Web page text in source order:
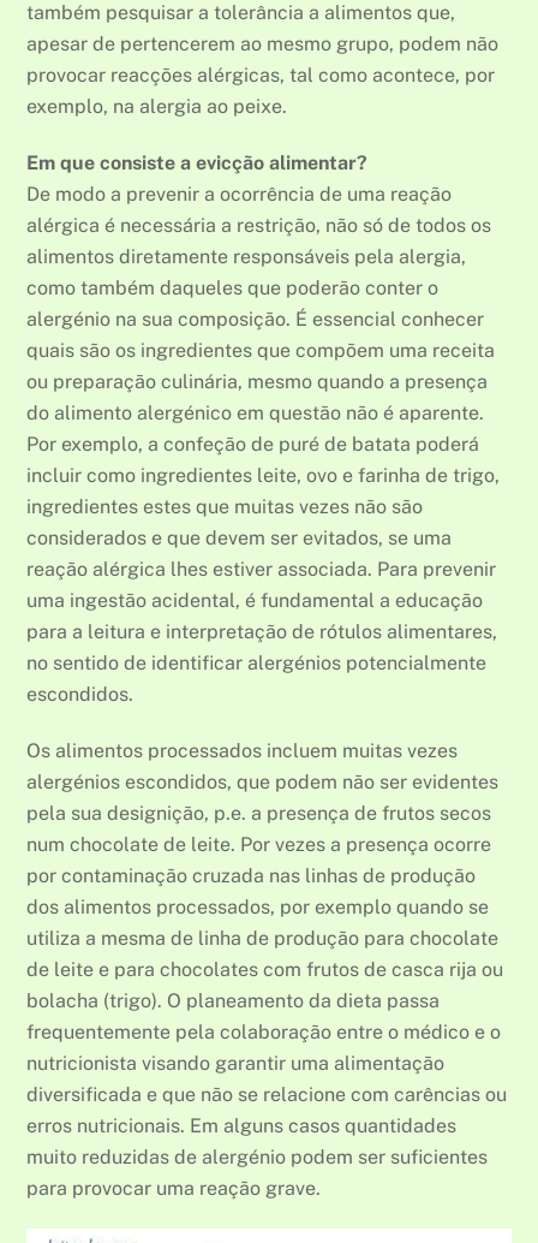
também pesquisar a tolerância a alimentos que,
apesar de pertencerem ao mesmo grupo, podem não
provocar reacções alérgicas, tal como acontece, por
exemplo, na alergia ao peixe.
Em que consiste a evicção alimentar?
De modo a prevenir a ocorrência de uma reação
alérgica é necessária a restrição, não só de todos os
alimentos diretamente responsáveis pela alergia,
como também daqueles que poderão conter o
alergénio na sua composição. É essencial conhecer
quais são os ingredientes que compõem uma receita
ou preparação culinária, mesmo quando a presença
do alimento alergénico em questão não é aparente.
Por exemplo, a confeção de puré de batata poderá
incluir como ingredientes leite, ovo e farinha de trigo,
ingredientes estes que muitas vezes não são
considerados e que devem ser evitados, se uma
reação alérgica lhes estiver associada. Para prevenir
uma ingestão acidental, é fundamental a educação
para a leitura e interpretação de rótulos alimentares,
no sentido de identificar alergénios potencialmente
escondidos.
Os alimentos processados incluem muitas vezes
alergénios escondidos, que podem não ser evidentes
pela sua designição, p.e. a presença de frutos secos
num chocolate de leite. Por vezes a presença ocorre
por contaminação cruzada nas linhas de produção
dos alimentos processados, por exemplo quando se
utiliza a mesma de linha de produção para chocolate
de leite e para chocolates com frutos de casca rija ou
bolacha (trigo). O planeamento da dieta passa
frequentemente pela colaboração entre o médico e o
nutricionista visando garantir uma alimentação
diversificada e que não se relacione com carências ou
erros nutricionais. Em alguns casos quantidades
muito reduzidas de alergénio podem ser suficientes
para provocar uma reação grave.